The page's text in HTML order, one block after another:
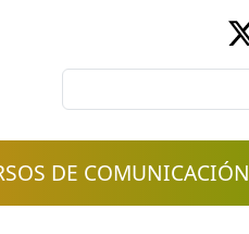
DE COMUNICACIÓN